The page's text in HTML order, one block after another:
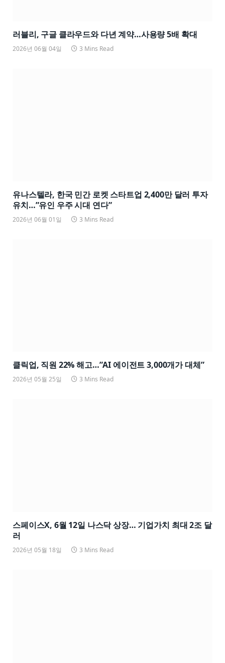
러블리, 구글 클라우드와 다년 계약…사용량 5배 확대
2026년 06월 04일 3 Mins Read
유나스텔라, 한국 민간 로켓 스타트업 2,400만 달러 투자
유치…”유인 우주 시대 연다”
2026년 06월 01일 3 Mins Read
클릭업, 직원 22% 해고…”AI 에이전트 3,000개가 대체”
2026년 05월 25일 3 Mins Read
스페이스X, 6월 12일 나스닥 상장… 기업가치 최대 2조 달
러
2026년 05월 18일 3 Mins Read